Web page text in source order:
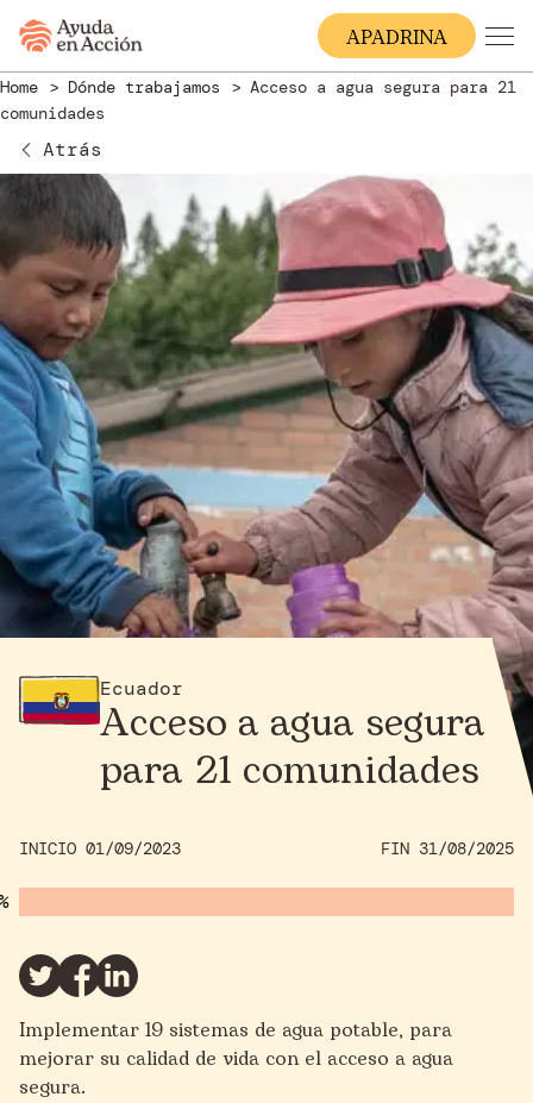
APADRINA
Home Dónde trabajamos
Acceso a agua segura para 21
comunidades
Atrás
Ecuador
Acceso a agua segura
para 21 comunidades
INICIO 01/09/2023 FIN 31/08/2025
Implementar 19 sistemas de agua potable, para
mejorar su calidad de vida con el acceso a agua
segura.